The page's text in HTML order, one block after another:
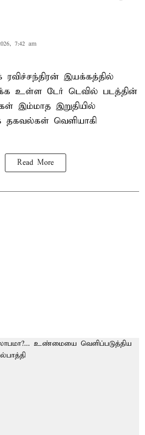
7:42 am
இயக்கத்தில்
உள்ள டேர் டெவில் படத்தின்
இம்மாத இறுதியில்
தகவல்கள் வெளியாகி
Read More